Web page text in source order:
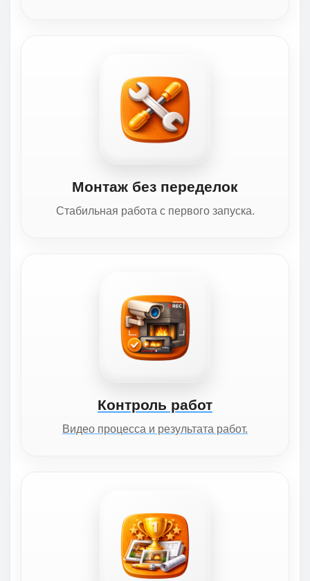
Монтаж без переделок
Стабильная работа с первого запуска.
Контроль работ
Видео процесса и результата работ.